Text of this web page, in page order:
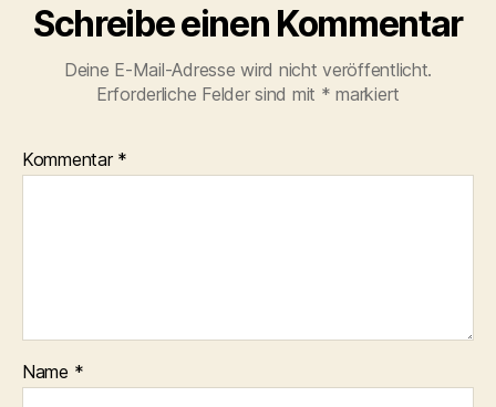
Schreibe einen Kommentar
Deine E-Mail-Adresse wird nicht veröffentlicht.
Erforderliche Felder sind mit * markiert
Kommentar *
Name *